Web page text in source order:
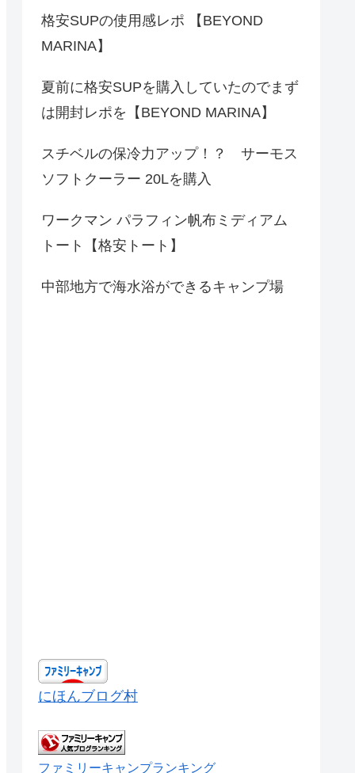
格安SUPの使用感レポ 【BEYOND
MARINA】
夏前に格安SUPを購入していたのでまず
は開封レポを【BEYOND MARINA】
スチベルの保冷力アップ！？ サーモス
ソフトクーラー 20Lを購入
ワークマン パラフィン帆布ミディアム
トート【格安トート】
中部地方で海水浴ができるキャンプ場
にほんブログ村
ファミリーキャンプランキング